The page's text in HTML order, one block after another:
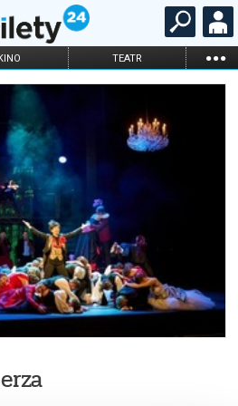
TEATR ...
I BALET
KARNETY